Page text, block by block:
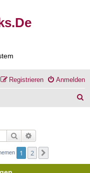
Anmelden
Registrieren
Suche
1 2